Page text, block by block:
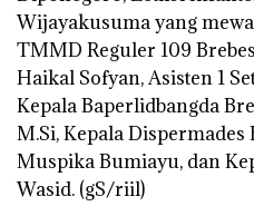
Wijayakusuma yang
TMMD Reguler 109
Haikal Sofyan, Asisten 1
Kepala Baperlidbangda
M.Si, Kepala Dispermades
Muspika Bumiayu, dan
Wasid. (gS/riil)